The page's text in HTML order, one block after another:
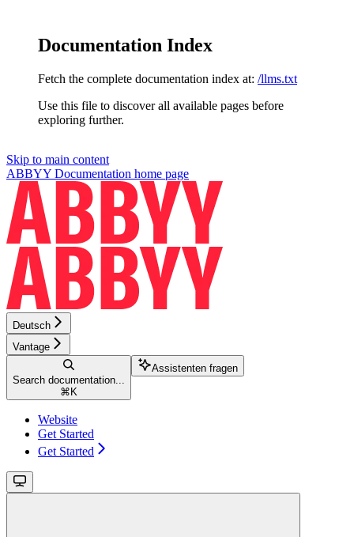
Documentation Index
Fetch the complete documentation index at: /llms.txt
Use this file to discover all available pages before
exploring further.
Skip to main content
ABBYY Documentation home page
Deutsch
Vantage
Search documentation...
⌘ K
Assistenten fragen
Website
Get Started
Get Started